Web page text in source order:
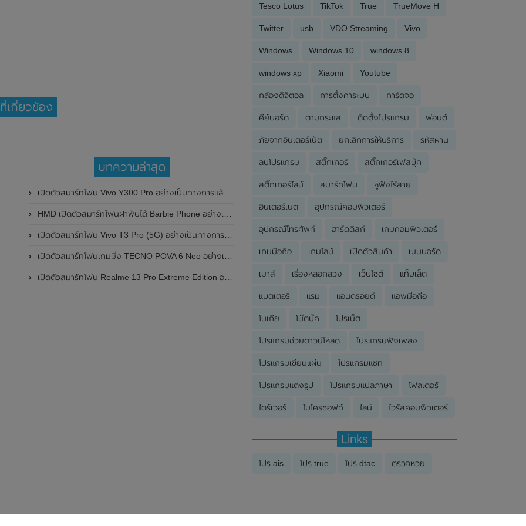
เกี่ยวข้อง
บทความล่าสุด
เปิดตัวสมาร์ทโฟน Vivo Y300 Pro อย่างเป็นทางการแล้วในประเทศจีน มาพร้อมดีไซน์พรีเมี่ยม ทนทาน และแบตเตอรี่สุดอึดขนาดใหญ่ 6,500mAh พร้อมรองรับการชาร์จไว 80W
HMD เปิดตัวสมาร์ทโฟนฝาพับได้ Barbie Phone อย่างเป็นทางการแล้ว มาพร้อมธีมสีชมพูสดใส
เปิดตัวสมาร์ทโฟน Vivo T3 Pro (5G) อย่างเป็นทางการแล้วในประเทศอินเดีย
เปิดตัวสมาร์ทโฟนเกมมิ่ง TECNO POVA 6 Neo อย่างเป็นทางการแล้วในประเทศไทย ในราคา 8,499 บาท
เปิดตัวสมาร์ทโฟน Realme 13 Pro Extreme Edition อย่างเป็นทางการแล้วในประเทศจีน
Tesco Lotus TikTok True TrueMove H
Twitter usb VDO Streaming Vivo
Windows Windows 10 windows 8
windows xp Xiaomi Youtube
กล้องดิจิตอล การตั้งค่าระบบ การ์ดจอ
คีย์บอร์ด ตามกระแส ติดตั้งโปรแกรม ฟอนต์
ภัยจากอินเตอร์เน็ต ยกเลิกการให้บริการ รหัสผ่าน
ลบโปรแกรม สติ๊กเกอร์ สติ๊กเกอร์เฟสบุ๊ค
สติ๊กเกอร์ไลน์ สมาร์ทโฟน หูฟังไร้สาย
อินเตอร์เนต อุปกรณ์คอมพิวเตอร์
อุปกรณ์โทรศัพท์ ฮาร์ดดิสก์ เกมคอมพิวเตอร์
เกมมือถือ เกมไลน์ เปิดตัวสินค้า เมนบอร์ด
เมาส์ เรื่องหลอกลวง เว็บไซต์ แท็บเล็ต
แบตเตอรี่ แรม แอนดรอยด์ แอพมือถือ
โนเกีย โน๊ตบุ๊ค โปรเน็ต
โปรแกรมช่วยดาวน์โหลด โปรแกรมฟังเพลง
โปรแกรมเขียนแผ่น โปรแกรมแชท
โปรแกรมแต่งรูป โปรแกรมแปลภาษา โฟลเดอร์
ไดร์เวอร์ ไมโครซอฟท์ ไลน์ ไวรัสคอมพิวเตอร์
Links
โปร ais โปร true โปร dtac ตรวจหวย